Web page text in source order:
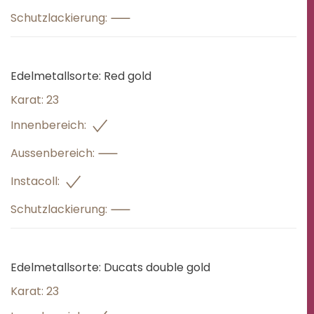
Schutzlackierung:
Edelmetallsorte: Red gold
Karat: 23
Innenbereich:
Aussenbereich:
Instacoll:
Schutzlackierung:
Edelmetallsorte: Ducats double gold
Karat: 23